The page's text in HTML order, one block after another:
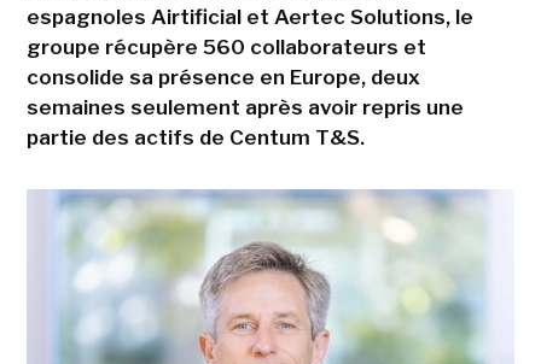
espagnoles Airtificial et Aertec Solutions, le
groupe récupère 560 collaborateurs et
consolide sa présence en Europe, deux
semaines seulement après avoir repris une
partie des actifs de Centum T&S.